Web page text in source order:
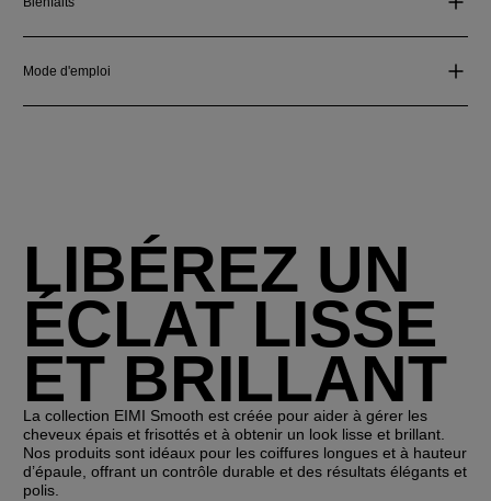
Mode d'emploi
LIBÉREZ UN
ÉCLAT LISSE
ET BRILLANT
La collection EIMI Smooth est créée pour aider à gérer les
cheveux épais et frisottés et à obtenir un look lisse et brillant.
Nos produits sont idéaux pour les coiffures longues et à hauteur
d’épaule, offrant un contrôle durable et des résultats élégants et
polis.